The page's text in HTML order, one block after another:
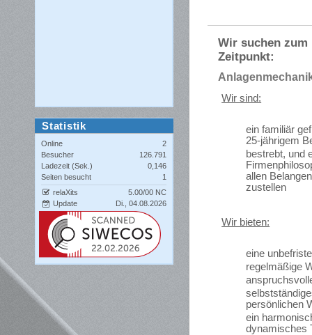
Wir suchen
Zeitpunkt:
Wir sind:
ein familiär
25-jährigem
bestrebt, und
allen
zustellen
Wir bieten:
eine
regelmäßige
persönlichen
ein
dynamisches
Statistik
Online
2
Besucher
126.791
Ladezeit (Sek.)
0,146
Seiten besucht
1
relaXits
5.00/00 NC
Update
Di., 04.08.2026